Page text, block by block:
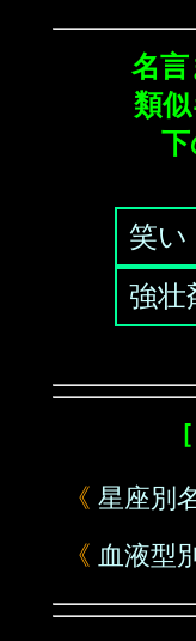
名言
類
笑い
強壮
《 星座別
《 血液型